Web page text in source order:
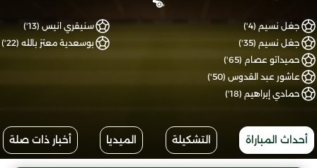
جغل نسيم (4')
جغل نسيم (35')
حميداتو عصام (65')
عاشور عبد القدوس (50')
حمادي إبراهيم (18')
سنيقري انيس (13')
بوسعدية معتز بالله (22')
أحداث المباراة التشكيلة الميديا أخبار ذات صلة